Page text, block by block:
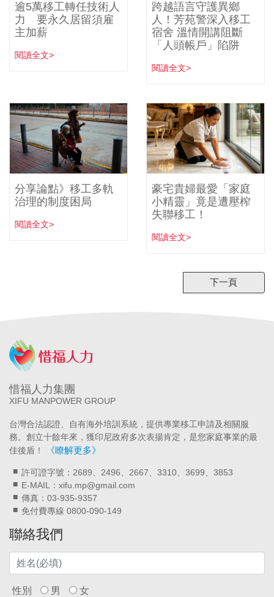
逾5萬移工轉任技術人
力 要永久居留須雇
主加薪
閱讀全文>
跨越語言守護異鄉
人！芳苑警深入移工
宿舍 溫情開講阻斷
「人頭帳戶」陷阱
閱讀全文>
分享論點》移工多軌
治理的制度困局
閱讀全文>
豪宅貴婦最愛「家庭
小精靈」竟是遭壓榨
失聯移工！
閱讀全文>
下一頁
惜福人力集團
XIFU MANPOWER GROUP
台灣合法認證、自有海外培訓系統，提供專業移工申請及相關服
務。創立十餘年來，獲印尼政府多次表揚肯定，是您家庭事業的最
佳後盾！
《瞭解更多》
許可證字號：2689、2496、2667、3310、3699、3853
E-MAIL：xifu.mp@gmail.com
傳真：03-935-9357
免付費專線 0800-090-149
聯絡我們
性別 男 女